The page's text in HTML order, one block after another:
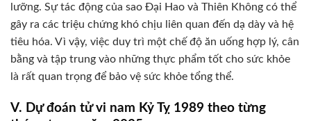
lưỡng. Sự tác động của sao Đại Hao và Thiên Không có thể
gây ra các triệu chứng khó chịu liên quan đến dạ dày và hệ
tiêu hóa. Vì vậy, việc duy trì một chế độ ăn uống hợp lý, cân
bằng và tập trung vào những thực phẩm tốt cho sức khỏe
là rất quan trọng để bảo vệ sức khỏe tổng thể.
V. Dự đoán tử vi nam Kỷ Tỵ 1989 theo từng